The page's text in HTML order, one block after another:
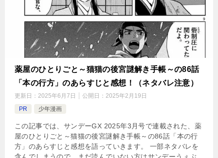
薬屋のひとりごと～猫猫の後宮謎解き手帳～の86話
「本の行方」のあらすじと感想！（ネタバレ注意）
更新日： 2025年6月7日 公開日： 2025年2月19日
PR
少年漫画
この記事では、サンデーGX 2025年3月号で連載された、薬
屋のひとりごと～猫猫の後宮謎解き手帳～の86話「本の行
方」のあらすじと感想を語っていきます。 一部ネタバレを